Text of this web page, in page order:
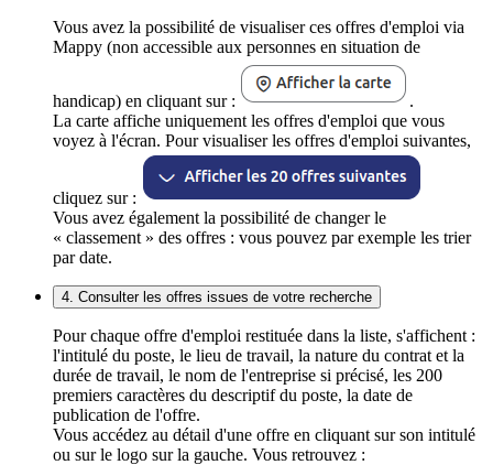
Vous avez la possibilité de visualiser ces offres d'emploi via
Mappy (non accessible aux personnes en situation de
handicap) en cliquant sur :
.
La carte affiche uniquement les offres d'emploi que vous
voyez à l'écran. Pour visualiser les offres d'emploi suivantes,
cliquez sur :
Vous avez également la possibilité de changer le
« classement » des offres : vous pouvez par exemple les trier
par date.
4. Consulter les offres issues de votre recherche
Pour chaque offre d'emploi restituée dans la liste, s'affichent :
l'intitulé du poste, le lieu de travail, la nature du contrat et la
durée de travail, le nom de l'entreprise si précisé, les 200
premiers caractères du descriptif du poste, la date de
publication de l'offre.
Vous accédez au détail d'une offre en cliquant sur son intitulé
ou sur le logo sur la gauche. Vous retrouvez :